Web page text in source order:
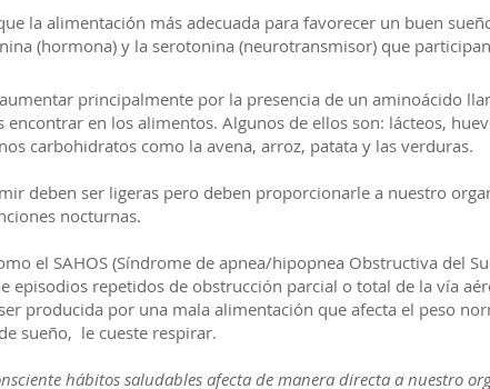
la alimentación más adecuada para favorecer un buen
(hormona) y la serotonina (neurotransmisor) que
principalmente por la presencia de un aminoácido
en los alimentos. Algunos de ellos son: lácteos,
carbohidratos como la avena, arroz, patata y las verduras.
deben ser ligeras pero deben proporcionarle a nuestro
nocturnas.
el SAHOS (Síndrome de apnea/hipopnea Obstructiva del
episodios repetidos de obstrucción parcial o total de la vía
producida por una mala alimentación que afecta el peso
sueño, le cueste respirar.
hábitos saludables afecta de manera directa a nuestro